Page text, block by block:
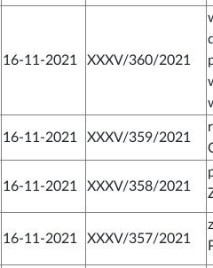
16-11-2021 XXXV/360/2021
16-11-2021 XXXV/359/2021
16-11-2021 XXXV/358/2021
16-11-2021 XXXV/357/2021